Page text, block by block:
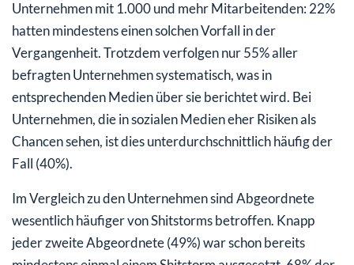
Unternehmen mit 1.000 und mehr Mitarbeitenden: 22%
hatten mindestens einen solchen Vorfall in der
Vergangenheit. Trotzdem verfolgen nur 55% aller
befragten Unternehmen systematisch, was in
entsprechenden Medien über sie berichtet wird. Bei
Unternehmen, die in sozialen Medien eher Risiken als
Chancen sehen, ist dies unterdurchschnittlich häufig der
Fall (40%).
Im Vergleich zu den Unternehmen sind Abgeordnete
wesentlich häufiger von Shitstorms betroffen. Knapp
jeder zweite Abgeordnete (49%) war schon bereits